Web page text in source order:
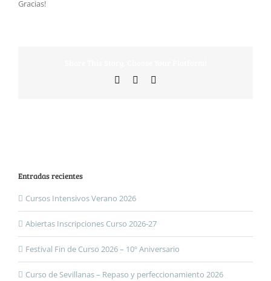
Gracias!
Facebook
Entradas recientes
Cursos Intensivos Verano 2026
Abiertas Inscripciones Curso 2026-27
Festival Fin de Curso 2026 – 10º Aniversario
Curso de Sevillanas – Repaso y perfeccionamiento 2026